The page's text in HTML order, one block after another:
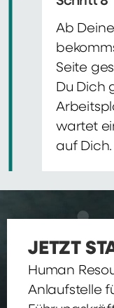
Ab
Seite
Du Dich
wartet
auf Dich.
JETZT
Human
Anlaufstelle